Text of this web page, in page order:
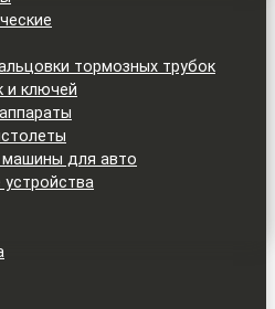
тормозных трубок
и ключей
для авто
устройства